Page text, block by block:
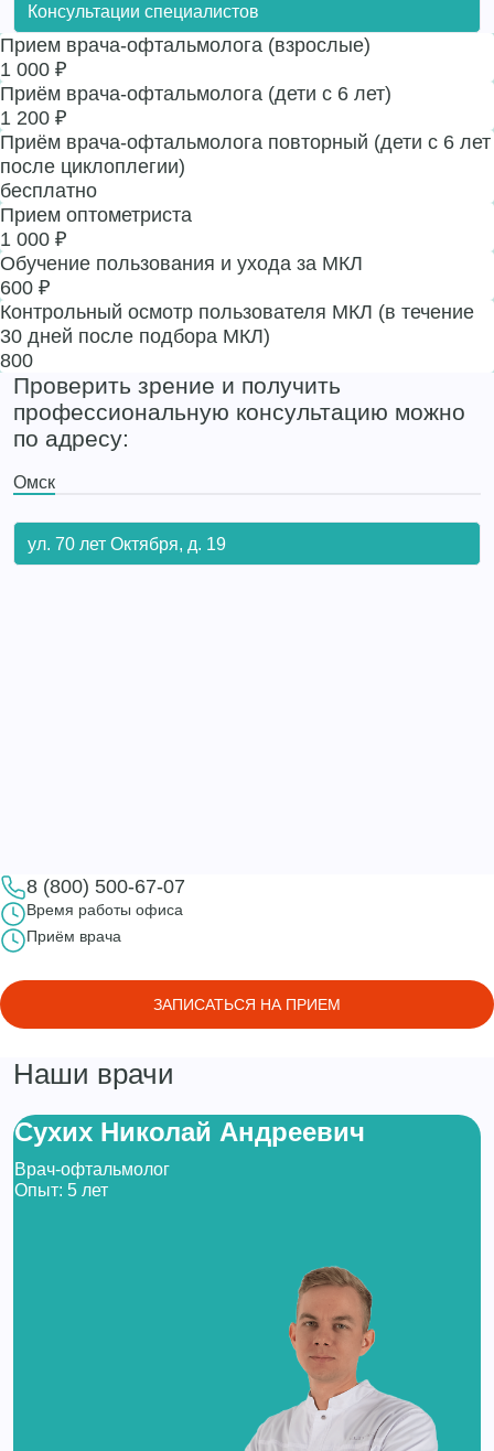
Консультации специалистов
Прием врача-офтальмолога (взрослые)
1 000 ₽
Приём врача-офтальмолога (дети с 6 лет)
1 200 ₽
Приём врача-офтальмолога повторный (дети с 6 лет
после циклоплегии)
бесплатно
Прием оптометриста
1 000 ₽
Обучение пользования и ухода за МКЛ
600 ₽
Контрольный осмотр пользователя МКЛ (в течение
30 дней после подбора МКЛ)
800
Проверить зрение и получить
профессиональную консультацию можно
по адресу:
Омск
ул. 70 лет Октября, д. 19
8 (800) 500-67-07
Время работы офиса
Приём врача
ЗАПИСАТЬСЯ НА ПРИЕМ
Наши врачи
Сухих Николай Андреевич
Врач-офтальмолог
Опыт: 5 лет